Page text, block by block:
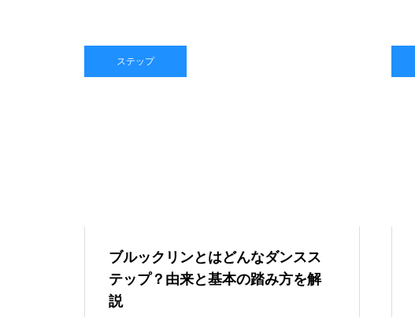
ステップ
ブルックリンとはどんなダンスス
テップ？由来と基本の踏み方を解
説